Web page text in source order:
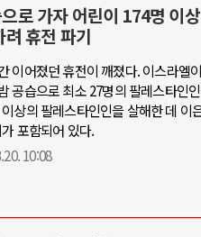
로 가자 어린이 174명 이
휴전 파기
이어졌던 휴전이 깨졌다. 이스라엘
공습으로 최소 27명의 팔레스타인
상의 팔레스타인인을 살해한 데 이
포함되어 있다.
10:08